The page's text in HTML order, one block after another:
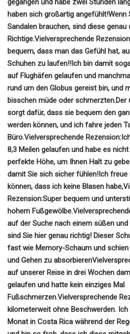
gegangen und habe zwei Stunden
haben sich großartig angefühlt!Wenn
Sandalen brauchen, sind diese genau
Richtige.Vielversprechende
bequem, dass man das Gefühl hat,
Schuhen zu laufen!!Ich bin damit
auf Flughäfen gelaufen und
rund um den Globus gereist bin, und
bisschen müde oder schmerzten.Der
sorgt dafür, dass sie bequem den
werden können, und ich fahre jeden
Büro.Vielversprechende Rezension:
8,3 Meilen gelaufen und habe es
perfekte Höhe, um Ihnen Halt zu
damit Sie sich sicher fühlen!Ich freue
können, dass ich keine Blasen habe,
Rezension:Super bequem und
hohem Fußgewölbe.
auf der Suche nach einem süßen
sind Sie hier genau richtig! Dieser
fast wie Memory-Schaum und schien
und Gehen zu absorbieren
auf unserer Reise in drei Wochen
gelaufen und hatte kein einziges Mal
Fußschmerzen.Vielversprechende
kilometerweit ohne Beschwerden.
Monat in Costa Rica während der